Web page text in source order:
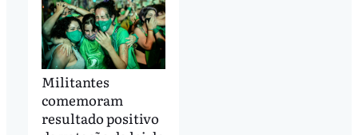
Militantes
comemoram
resultado positivo